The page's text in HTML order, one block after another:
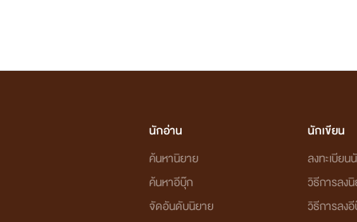
นักอ่าน
ค้นหานิยาย
ค้นหาอีบุ๊ก
จัดอันดับนิยาย
นักเขียน
ลงทะเบียน
วิธีการลง
วิธีการลง